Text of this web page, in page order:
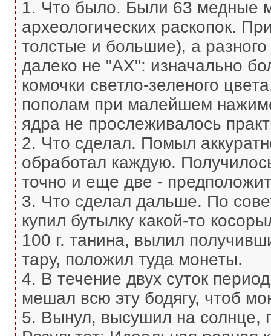
1. Что было. Были 63 медные
археологических раскопок.
толстые и большие), а
далеко не "АХ": изначально
комочки светло-зеленого
пополам при малейшем
ядра не прослеживалось
2. Что сделал. Помыл
обработал каждую.
точно и еще две -
3. Что сделал дальше. По
купил бутылку какой-то
100 г. танина, вылил
тару, положил туда монеты.
4. В течение двух суток
мешал всю эту бодягу, чтоб
5. Вынул, высушил на солнце,